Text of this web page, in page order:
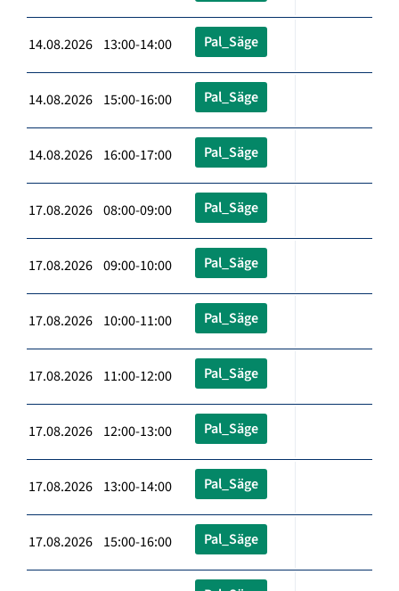
14.08.2026 13:00-14:00 Pal_Säge
14.08.2026 15:00-16:00 Pal_Säge
14.08.2026 16:00-17:00 Pal_Säge
17.08.2026 08:00-09:00 Pal_Säge
17.08.2026 09:00-10:00 Pal_Säge
17.08.2026 10:00-11:00 Pal_Säge
17.08.2026 11:00-12:00 Pal_Säge
17.08.2026 12:00-13:00 Pal_Säge
17.08.2026 13:00-14:00 Pal_Säge
17.08.2026 15:00-16:00 Pal_Säge